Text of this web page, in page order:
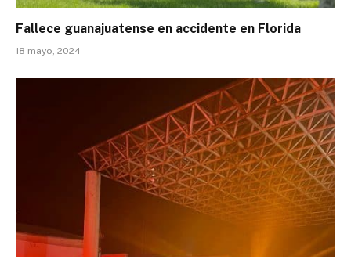
Fallece guanajuatense en accidente en Florida
18 mayo, 2024